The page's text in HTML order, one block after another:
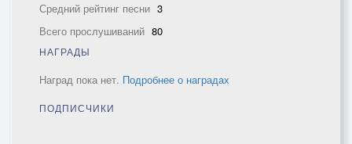
Средний рейтинг песни 3
Всего прослушиваний 80
НАГРАДЫ
Наград пока нет. Подробнее о наградах
ПОДПИСЧИКИ